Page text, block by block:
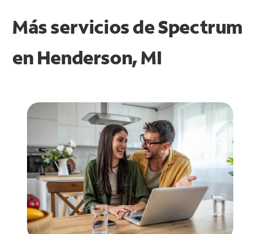
Más servicios de Spectrum
en Henderson, MI